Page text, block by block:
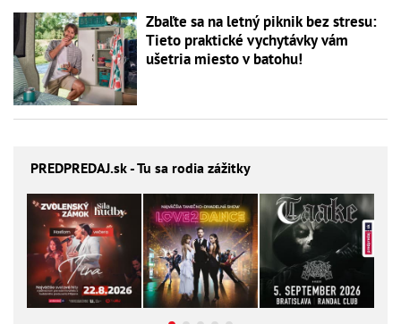
Zbaľte sa na letný piknik bez stresu:
Tieto praktické vychytávky vám
ušetria miesto v batohu!
PREDPREDAJ.sk - Tu sa rodia zážitky